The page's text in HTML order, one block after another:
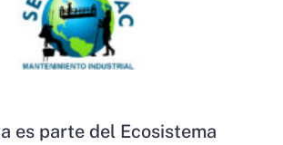
es parte del Ecosistema